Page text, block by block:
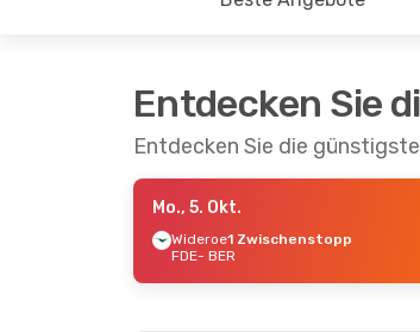
Entdecken Sie
Entdecken Sie die
Mo., 5. Okt.
Wideroe1 Zwischenstopp
FDE- BER